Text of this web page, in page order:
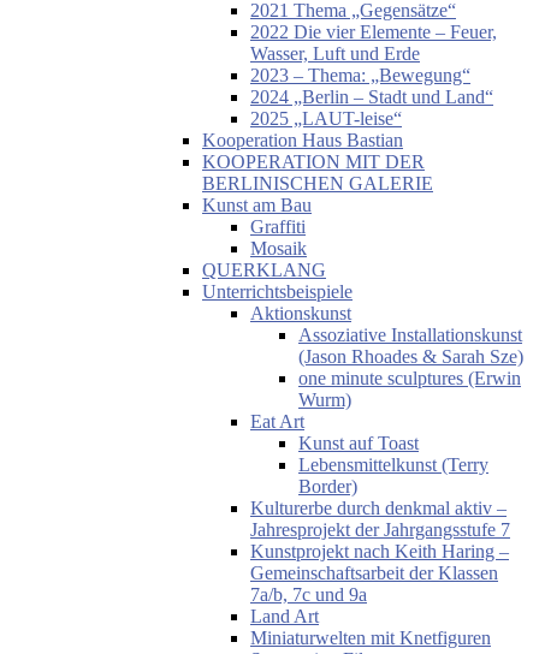
2021 Thema „Gegensätze“
2022 Die vier Elemente – Feuer,
Wasser, Luft und Erde
2023 – Thema: „Bewegung“
2024 „Berlin – Stadt und Land“
2025 „LAUT-leise“
Kooperation Haus Bastian
KOOPERATION MIT DER
BERLINISCHEN GALERIE
Kunst am Bau
Graffiti
Mosaik
QUERKLANG
Unterrichtsbeispiele
Aktionskunst
Assoziative Installationskunst
(Jason Rhoades & Sarah Sze)
one minute sculptures (Erwin
Wurm)
Eat Art
Kunst auf Toast
Lebensmittelkunst (Terry
Border)
Kulturerbe durch denkmal aktiv –
Jahresprojekt der Jahrgangsstufe 7
Kunstprojekt nach Keith Haring –
Gemeinschaftsarbeit der Klassen
7a/b, 7c und 9a
Land Art
Miniaturwelten mit Knetfiguren